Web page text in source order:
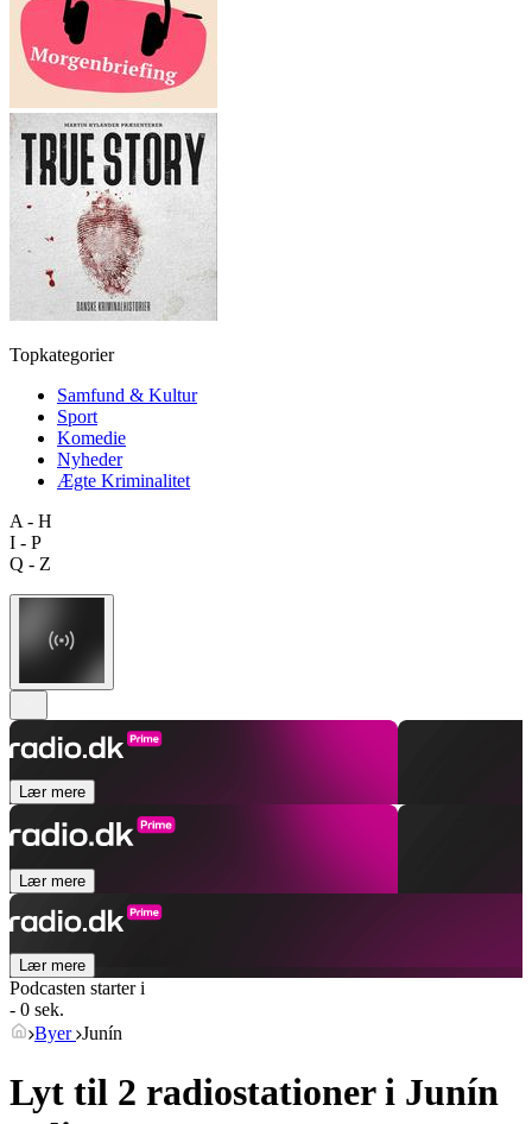
Topkategorier
Samfund & Kultur
Sport
Komedie
Nyheder
Ægte Kriminalitet
A - H
I - P
Q - Z
Lær mere
Lær mere
Lær mere
Podcasten starter i
- 0 sek.
Byer Junín
Lyt til 2 radiostationer i Junín